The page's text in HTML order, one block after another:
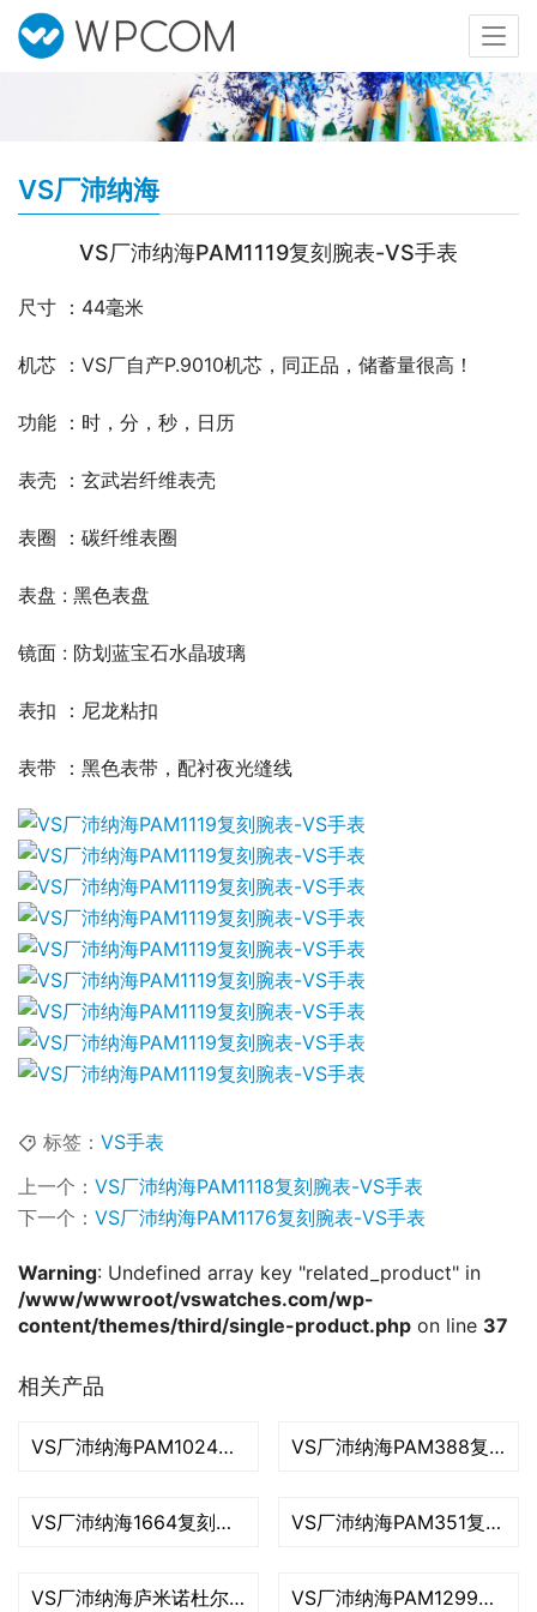
VS厂沛纳海
VS厂沛纳海PAM1119复刻腕表-VS手表
尺寸 ：44毫米
机芯 ：VS厂自产P.9010机芯，同正品，储蓄量很高！
功能 ：时，分，秒，日历
表壳 ：玄武岩纤维表壳
表圈 ：碳纤维表圈
表盘 : 黑色表盘
镜面 : 防划蓝宝石水晶玻璃
表扣 ：尼龙粘扣
表带 ：黑色表带，配衬夜光缝线
标签： VS手表
上一个： VS厂沛纳海PAM1118复刻腕表-VS手表
下一个： VS厂沛纳海PAM1176复刻腕表-VS手表
Warning: Undefined array key "related_product" in
/www/wwwroot/vswatches.com/wp-
content/themes/third/single-product.php on line 37
相关产品
VS厂沛纳海PAM1024复刻腕表-VS手表 VS厂沛纳海PAM388复刻腕表-VS手表
VS厂沛纳海1664复刻腕表-VS手表 VS厂沛纳海PAM351复刻腕表-VS手表
VS厂沛纳海庐米诺杜尔系列PAM01381复刻腕表-VS手表 VS厂沛纳海PAM1299复刻腕表-VS手表